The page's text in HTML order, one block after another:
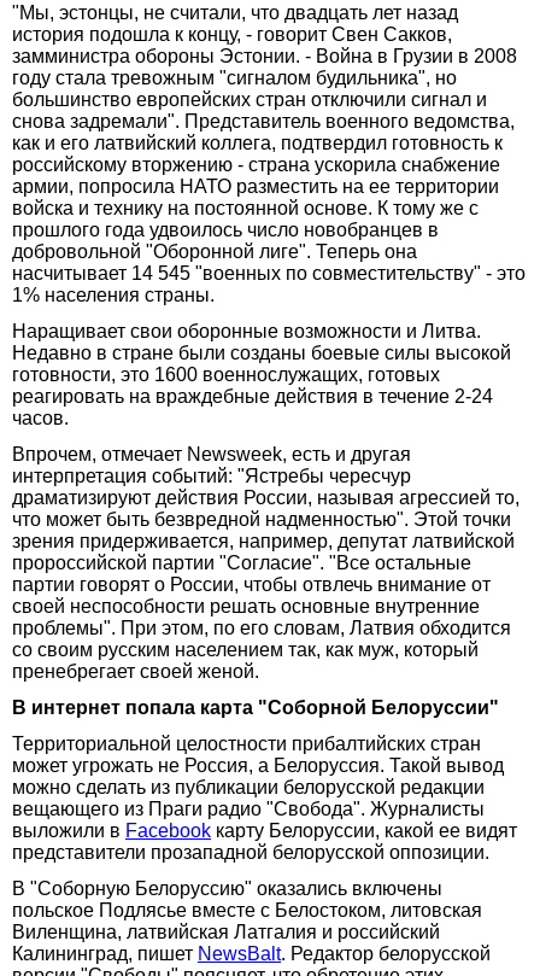
"Мы, эстонцы, не считали, что двадцать лет назад
история подошла к концу, - говорит Свен Сакков,
замминистра обороны Эстонии. - Война в Грузии в 2008
году стала тревожным "сигналом будильника", но
большинство европейских стран отключили сигнал и
снова задремали". Представитель военного ведомства,
как и его латвийский коллега, подтвердил готовность к
российскому вторжению - страна ускорила снабжение
армии, попросила НАТО разместить на ее территории
войска и технику на постоянной основе. К тому же с
прошлого года удвоилось число новобранцев в
добровольной "Оборонной лиге". Теперь она
насчитывает 14 545 "военных по совместительству" - это
1% населения страны.
Наращивает свои оборонные возможности и Литва.
Недавно в стране были созданы боевые силы высокой
готовности, это 1600 военнослужащих, готовых
реагировать на враждебные действия в течение 2-24
часов.
Впрочем, отмечает Newsweek, есть и другая
интерпретация событий: "Ястребы чересчур
драматизируют действия России, называя агрессией то,
что может быть безвредной надменностью". Этой точки
зрения придерживается, например, депутат латвийской
пророссийской партии "Согласие". "Все остальные
партии говорят о России, чтобы отвлечь внимание от
своей неспособности решать основные внутренние
проблемы". При этом, по его словам, Латвия обходится
со своим русским населением так, как муж, который
пренебрегает своей женой.
В интернет попала карта "Соборной Белоруссии"
Территориальной целостности прибалтийских стран
может угрожать не Россия, а Белоруссия. Такой вывод
можно сделать из публикации белорусской редакции
вещающего из Праги радио "Свобода". Журналисты
выложили в Facebook карту Белоруссии, какой ее видят
представители прозападной белорусской оппозиции.
В "Соборную Белоруссию" оказались включены
польское Подлясье вместе с Белостоком, литовская
Виленщина, латвийская Латгалия и российский
Калининград, пишет NewsBalt. Редактор белорусской